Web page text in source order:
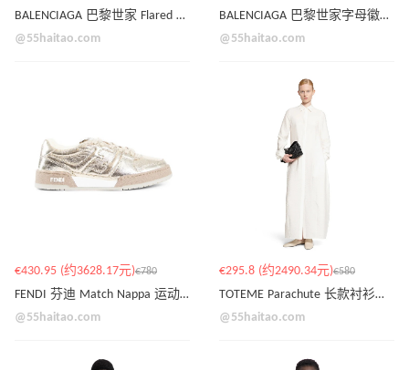
BALENCIAGA 巴黎世家 Flared 工装牛仔裤
@55haitao.com
BALENCIAGA 巴黎世家字母徽标黑色连帽卫衣
@55haitao.com
€430.95 (约3628.17元)€780
FENDI 芬迪 Match Nappa 运动鞋
@55haitao.com
€295.8 (约2490.34元)€580
TOTEME Parachute 长款衬衫连衣裙
@55haitao.com